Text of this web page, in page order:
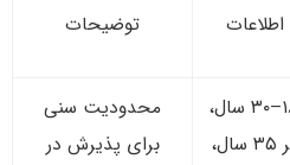
توضیحات
کارشناسی: ۱۸–۳۰ سال،
ارشد: حداکثر ۳۵ سال،
محدودیت سنی
برای پذیرش در